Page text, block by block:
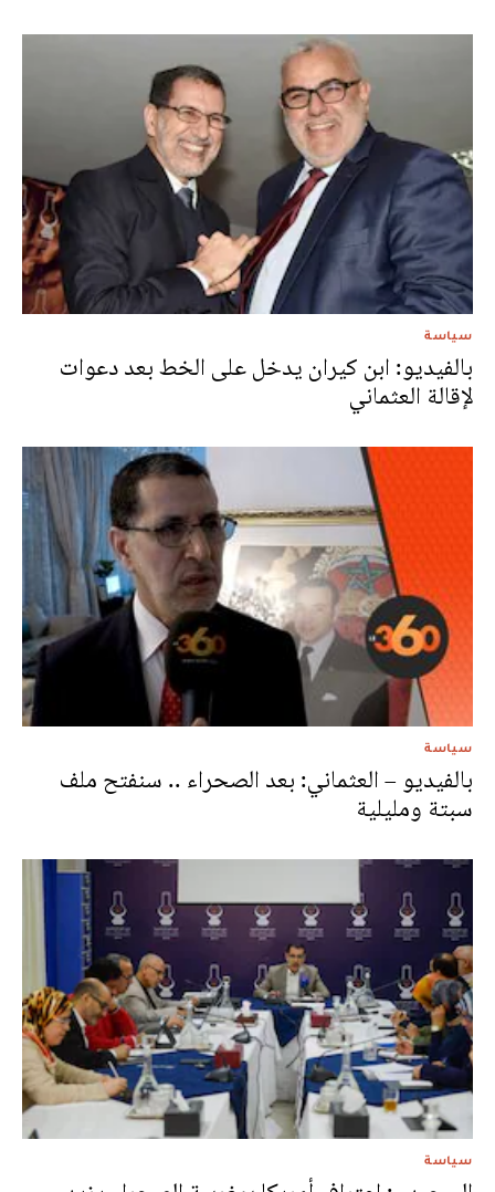
سياسة
بالفيديو: ابن كيران يدخل على الخط بعد دعوات
لإقالة العثماني
سياسة
بالفيديو – العثماني: بعد الصحراء .. سنفتح ملف
سبتة ومليلية
سياسة